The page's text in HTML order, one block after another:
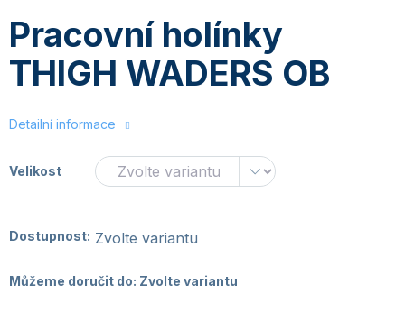
Pracovní holínky
THIGH WADERS OB
Detailní informace
Velikost
Dostupnost: Zvolte variantu
Můžeme doručit do: Zvolte variantu